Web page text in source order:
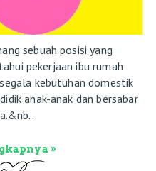
sebuah posisi yang
pekerjaan ibu rumah
kebutuhan domestik
anak-anak dan bersabar
»